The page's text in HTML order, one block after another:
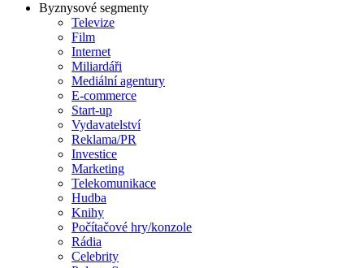
Byznysové segmenty
Televize
Film
Internet
Miliardáři
Mediální agentury
E-commerce
Start-up
Vydavatelství
Reklama/PR
Investice
Marketing
Telekomunikace
Hudba
Knihy
Počítačové hry/konzole
Rádia
Celebrity